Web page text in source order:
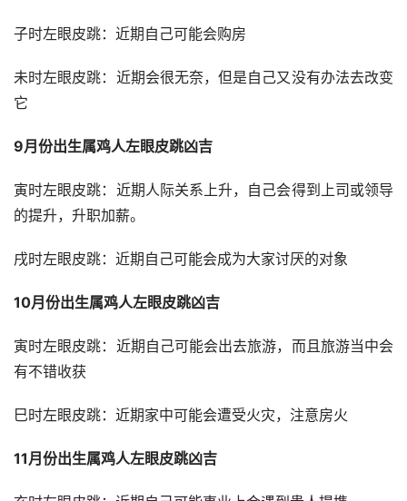
子时左眼皮跳：近期自己可能会购房
未时左眼皮跳：近期会很无奈，但是自己又没有办法去改变
它
9月份出生属鸡人左眼皮跳凶吉
寅时左眼皮跳：近期人际关系上升，自己会得到上司或领导
的提升，升职加薪。
戌时左眼皮跳：近期自己可能会成为大家讨厌的对象
10月份出生属鸡人左眼皮跳凶吉
寅时左眼皮跳：近期自己可能会出去旅游，而且旅游当中会
有不错收获
巳时左眼皮跳：近期家中可能会遭受火灾，注意房火
11月份出生属鸡人左眼皮跳凶吉